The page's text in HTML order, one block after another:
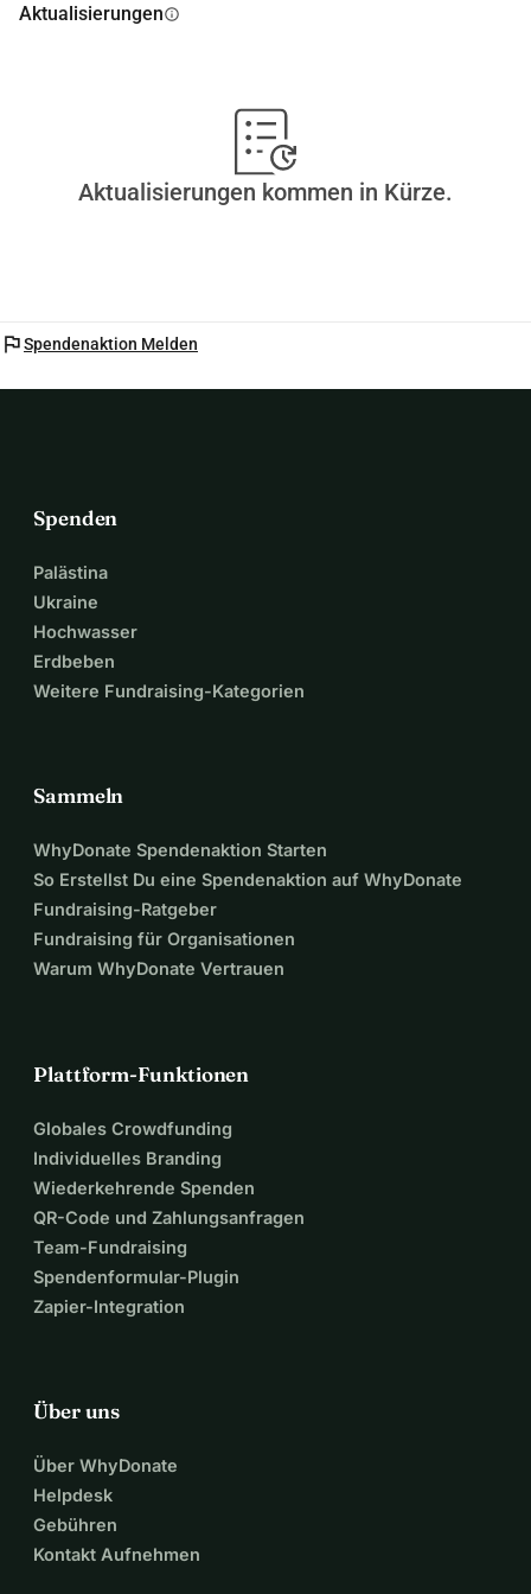
können!
Aktualisierungeninfo
Aktualisierungen kommen in Kürze.
flagSpendenaktion Melden
Spenden
Palästina
Ukraine
Hochwasser
Erdbeben
Weitere Fundraising-Kategorien
Sammeln
WhyDonate Spendenaktion Starten
So Erstellst Du eine Spendenaktion auf WhyDonate
Fundraising-Ratgeber
Fundraising für Organisationen
Warum WhyDonate Vertrauen
Plattform-Funktionen
Globales Crowdfunding
Individuelles Branding
Wiederkehrende Spenden
QR-Code und Zahlungsanfragen
Team-Fundraising
Spendenformular-Plugin
Zapier-Integration
Über uns
Über WhyDonate
Helpdesk
Gebühren
Kontakt Aufnehmen